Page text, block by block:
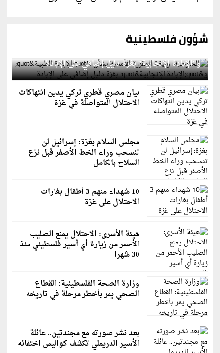
شؤون فلسطينية
الخارجية: وثيقة المقررة الأممية بشأن "الإبادة الطبية"
و"الإبادة الإنجابية" بغزة دليل إضافي على الإبادة
بيان مصري قطري تركي يدين انتهاكات
الاحتلال المتواصلة في غزة
مجلس السلام بغزة: إسرائيل لن
تنسحب وراء الخط الأصفر قبل نزع
السلاح بالكامل
10 شهداء منهم 3 أطفال بغارات
الاحتلال على غزة
هيئة الأسرى: الاحتلال يمنع الصليب
الأحمر من زيارة أي أسير فلسطيني منذ
30 شهرا
وزارة الصحة الفلسطينية: القطاع
الصحي يمر بأخطر مرحلة في تاريخه
بعد نشر صورته مع مجندتين.. عائلة
الأسير الدريملي تكشف كواليس اختفائه